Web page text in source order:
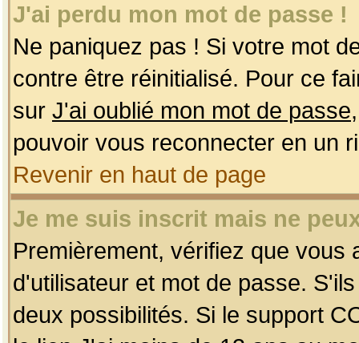
J'ai perdu mon mot de passe !
Ne paniquez pas ! Si votre mot
contre être réinitialisé. Pour ce
sur J'ai oublié mon mot de passe
pouvoir vous reconnecter en un
Revenir en haut de page
Je me suis inscrit mais ne
Premièrement, vérifiez que
d'utilisateur et mot de passe.
deux possibilités. Si le support